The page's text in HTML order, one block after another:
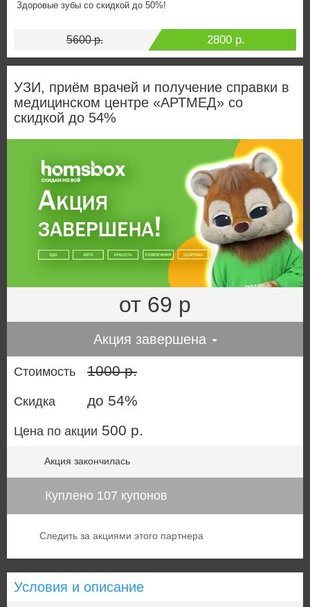
Здоровые зубы со скидкой до 50%!
5600 р. 2800 р.
УЗИ, приём врачей и получение справки в
медицинском центре «АРТМЕД» со
скидкой до 54%
от 69 р
Акция завершена
Стоимость 1000 р.
Скидка до 54%
Цена по акции 500 р.
Акция закончилась
Куплено 107 купонов
Следить за акциями этого партнера
Условия и описание